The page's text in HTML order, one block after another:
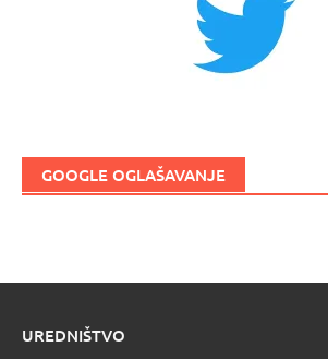
GOOGLE OGLAŠAVANJE
UREDNIŠTVO